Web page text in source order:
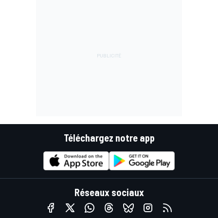
Téléchargez notre app
Réseaux sociaux